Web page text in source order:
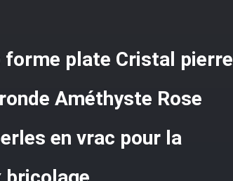
plate Cristal pierre
Améthyste Rose
en vrac pour la